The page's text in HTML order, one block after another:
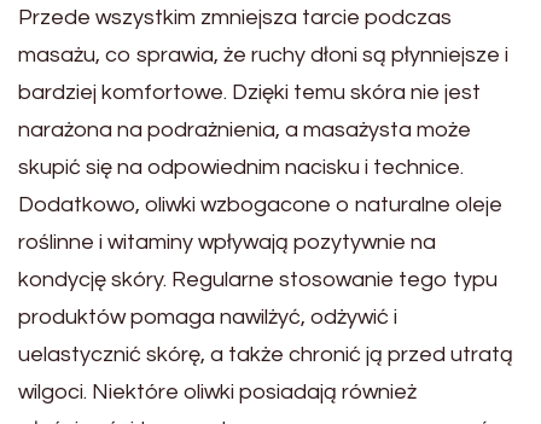
Przede wszystkim zmniejsza tarcie podczas
masażu, co sprawia, że ruchy dłoni są płynniejsze i
bardziej komfortowe. Dzięki temu skóra nie jest
narażona na podrażnienia, a masażysta może
skupić się na odpowiednim nacisku i technice.
Dodatkowo, oliwki wzbogacone o naturalne oleje
roślinne i witaminy wpływają pozytywnie na
kondycję skóry. Regularne stosowanie tego typu
produktów pomaga nawilżyć, odżywić i
uelastycznić skórę, a także chronić ją przed utratą
wilgoci. Niektóre oliwki posiadają również